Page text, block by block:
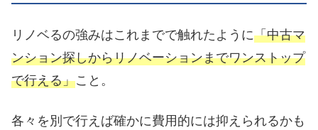
リノベるの強みはこれまでで触れたように「中古マ
ンション探しからリノベーションまでワンストップ
で行える」こと。
各々を別で行えば確かに費用的には抑えられるかも